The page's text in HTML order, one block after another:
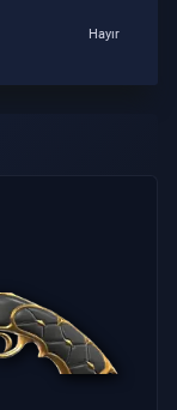
Hayır